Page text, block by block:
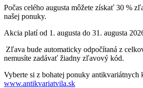
Počas celého augusta môžete získať 30 %
našej ponuky.
Akcia platí od 1. augusta do 31. augusta
Zľava bude automaticky odpočítaná z
nemusíte zadávať žiadny zľavový kód.
Vyberte si z bohatej ponuky antikvariátnych
www.antikvariatvila.sk